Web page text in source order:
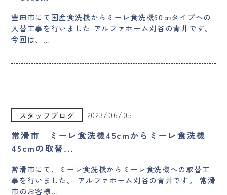
豊田市にて国産食洗機からミーレ食洗機60㎝タイプへの
入替工事を行いました アルファホーム刈谷の青井です。
今回は、…
スタッフブログ 2023/06/05
常滑市｜ミーレ食洗機45cmからミーレ食洗機
45cmの取替...
常滑市にて、ミーレ食洗機からミーレ食洗機への取替工
事を行いました。 アルファホーム刈谷の青井です。 常滑
市のお客様…